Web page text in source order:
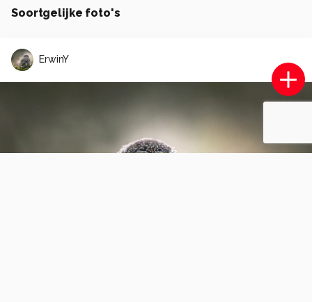
Soortgelijke foto's
ErwinY